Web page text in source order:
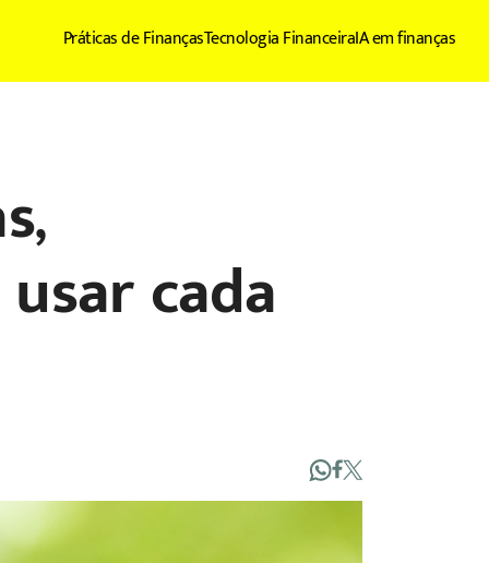
Práticas de FinançasTecnologia FinanceiraIA em finanças
cada